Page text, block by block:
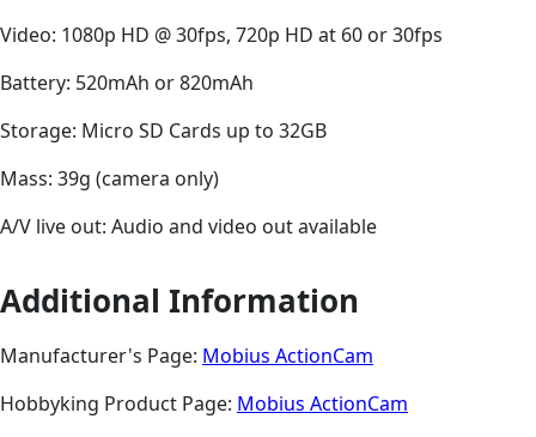
Video: 1080p HD @ 30fps, 720p HD at 60 or 30fps
Battery: 520mAh or 820mAh
Storage: Micro SD Cards up to 32GB
Mass: 39g (camera only)
A/V live out: Audio and video out available
Additional Information
Manufacturer's Page: Mobius ActionCam
Hobbyking Product Page: Mobius ActionCam